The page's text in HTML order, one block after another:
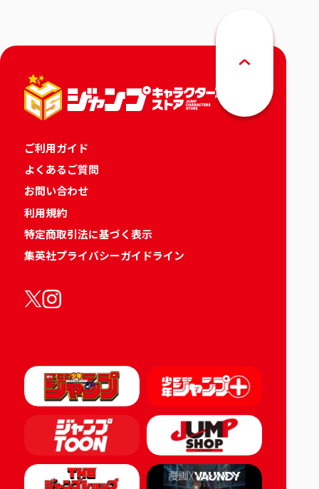
ご利用ガイド
よくあるご質問
お問い合わせ
利用規約
特定商取引法に基づく表示
集英社プライバシーガイドライン